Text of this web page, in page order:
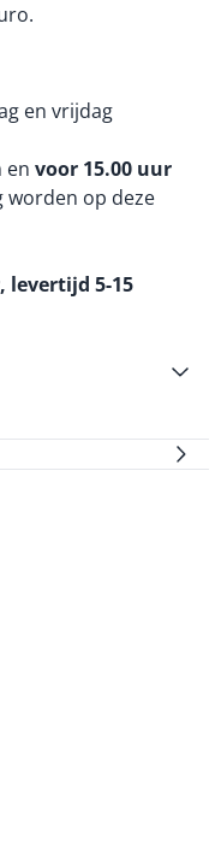
en vrijdag
en voor 15.00 uur
worden op deze
levertijd 5-15